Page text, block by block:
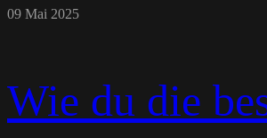
09 Mai 2025
Wie du die